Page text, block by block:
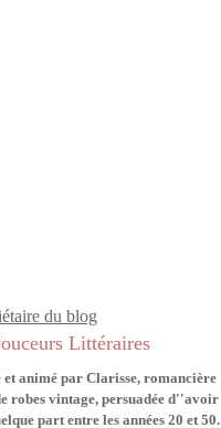
du blog
Littéraires
animé par Clarisse, romancière
robes vintage, persuadée d''avoir
part entre les années 20 et 50.